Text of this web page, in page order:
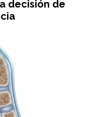
decisión de